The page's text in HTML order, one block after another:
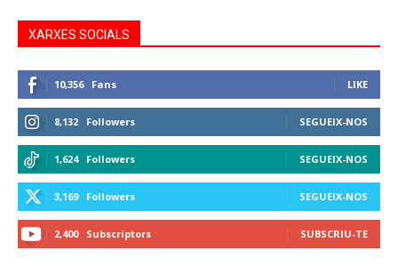
XARXES SOCIALS
10,356 Fans LIKE
8,132 Followers SEGUEIX-NOS
1,624 Followers SEGUEIX-NOS
3,169 Followers SEGUEIX-NOS
2,400 Subscriptors SUBSCRIU-TE